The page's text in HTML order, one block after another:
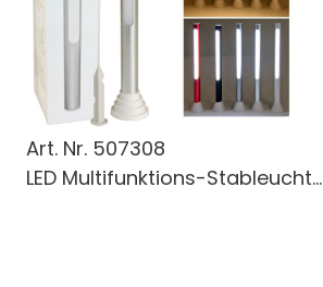
Art. Nr. 507308
LED Multifunktions-Stableucht...